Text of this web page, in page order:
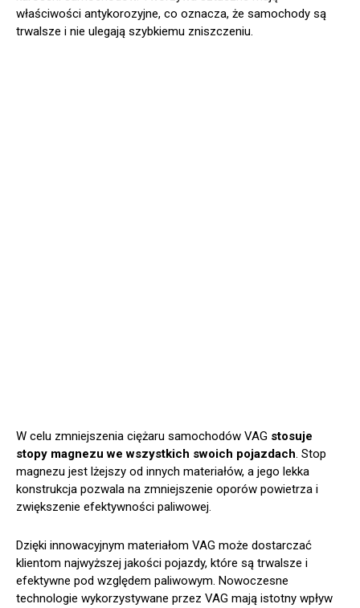
właściwości antykorozyjne, co oznacza, że samochody są
trwalsze i nie ulegają szybkiemu zniszczeniu.
W celu zmniejszenia ciężaru samochodów VAG stosuje
stopy magnezu we wszystkich swoich pojazdach. Stop
magnezu jest lżejszy od innych materiałów, a jego lekka
konstrukcja pozwala na zmniejszenie oporów powietrza i
zwiększenie efektywności paliwowej.
Dzięki innowacyjnym materiałom VAG może dostarczać
klientom najwyższej jakości pojazdy, które są trwalsze i
efektywne pod względem paliwowym. Nowoczesne
technologie wykorzystywane przez VAG mają istotny wpływ